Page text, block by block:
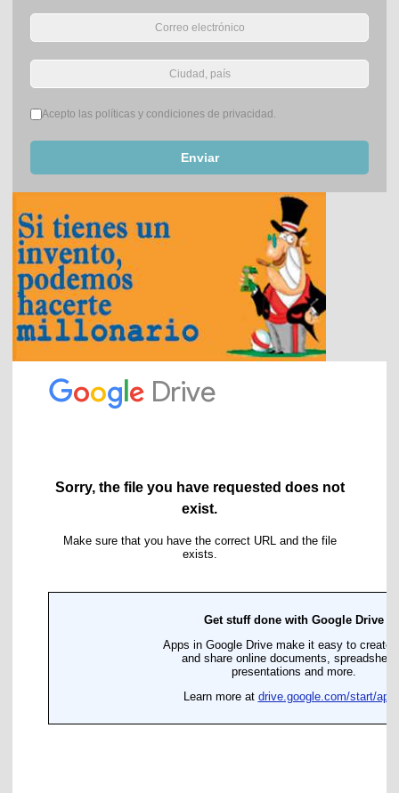
Términos del servicio*
Acepto las políticas y condiciones de privacidad.
Enviar